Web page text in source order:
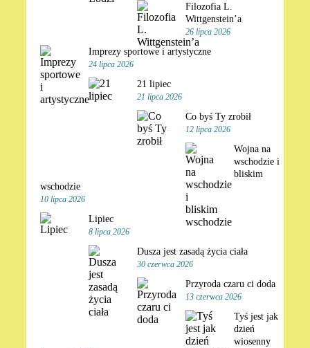
Filozofia L.
Wittgenstein’a
26 lipca 2026
Imprezy sportowe i artystyczne
24 lipca 2026
21 lipiec
21 lipca 2026
Co byś Ty zrobił
12 lipca 2026
Wojna na
wschodzie i
bliskim
wschodzie
10 lipca 2026
Lipiec
8 lipca 2026
Dusza jest zasadą życia ciała
30 czerwca 2026
Przyroda czaru ci doda
13 czerwca 2026
Tyś jest jak
dzień
wiosenny